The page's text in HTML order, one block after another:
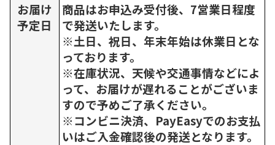
お届け
予定日
商品はお申込み受付後、7営業日程度
で発送いたします。
※土日、祝日、年末年始は休業日とな
っております。
※在庫状況、天候や交通事情などによ
って、お届けが遅れることがございま
すので予めご了承ください。
※コンビニ決済、PayEasyでのお支払
いはご入金確認後の発送となります。